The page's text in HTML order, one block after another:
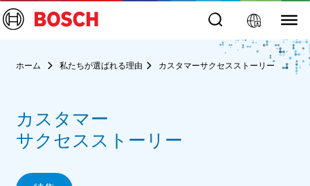
ホーム 私たちが選ばれる理由 カスタマーサクセスストーリー
カスタマー
サクセスストーリー